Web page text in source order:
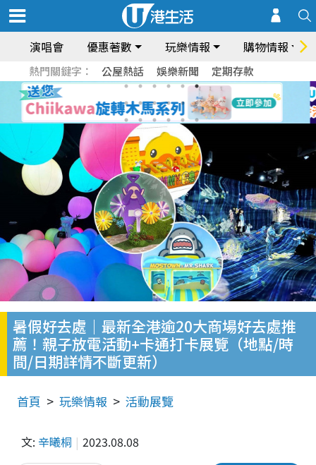
演唱會 優惠著數 玩樂情報 購物情報
熱門關鍵字： 公屋熱話 娛樂新聞 定期存款
暑假好去處｜最新全港逾20大商場好去處推
薦！親子放電活動+卡通打卡展覽（地點/時
間/日期詳情不斷更新）
首頁 玩樂情報 活動展覽
文: 辛曦桐 2023.08.08